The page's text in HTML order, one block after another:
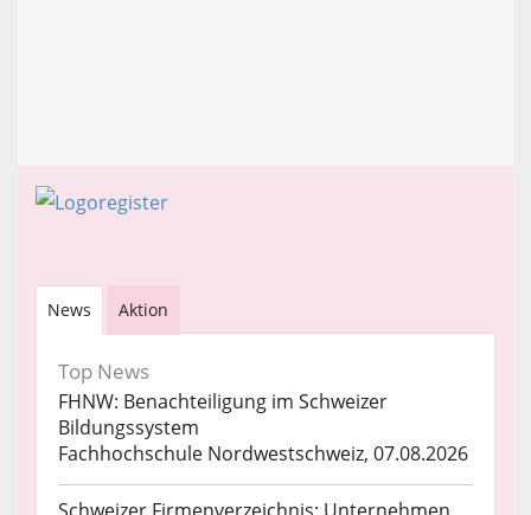
News Aktion
Top News
FHNW: Benachteiligung im Schweizer
Bildungssystem
Fachhochschule Nordwestschweiz, 07.08.2026